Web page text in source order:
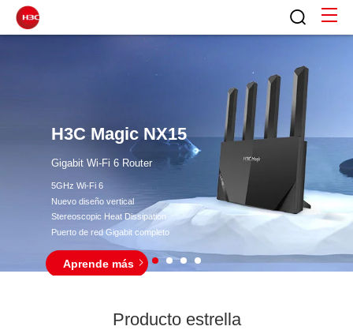
H3C Magic NX15
Gigabit Wi-Fi 6 Router
5GHz Wi-Fi 6
Nuevo diseño vertical
Stereoscopic Heat Dissipation
Puerto de red Gigabit completo
Aprende más
Producto estrella